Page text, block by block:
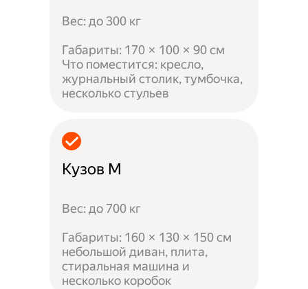
Вес: до 300 кг
Габариты: 170 × 100 × 90 см
Что поместится: кресло,
журнальный столик, тумбочка,
несколько стульев
Кузов M
Вес: до 700 кг
Габариты: 160 × 130 × 150 см
небольшой диван, плита,
стиральная машина и
несколько коробок